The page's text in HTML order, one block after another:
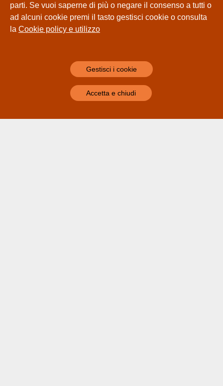
parti. Se vuoi saperne di più o negare il consenso a tutti o
ad alcuni cookie premi il tasto gestisci cookie o consulta
la Cookie policy e utilizzo
Gestisci i cookie
Accetta e chiudi